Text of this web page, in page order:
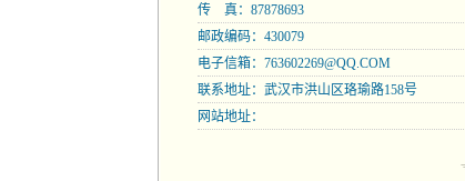
传 真：87878693
邮政编码：430079
电子信箱： 763602269@QQ.COM
联系地址：武汉市洪山区珞瑜路158号
网站地址：